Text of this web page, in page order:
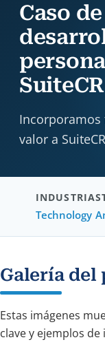
Caso
valor a
INDUSTRIA
Technology
Galería del
Estas imágenes
clave y ejemplos